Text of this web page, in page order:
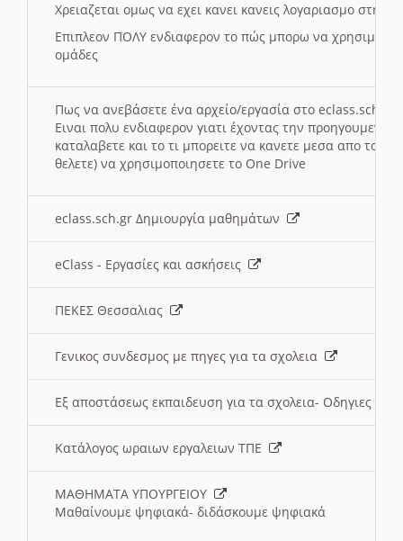
Χρειαζεται ομως να εχει κανει κανεις λογαριασμο στη
Επιπλεον ΠΟΛΥ ενδιαφερον το πώς μπορω να
ομάδες
Πως να ανεβάσετε ένα αρχείο/εργασία στο eclass.sch.gr
Ειναι πολυ ενδιαφερον γιατι έχοντας την
καταλαβετε και το τι μπορειτε να κανετε μεσα απο το
θελετε) να χρησιμοποιησετε το One Drive
eclass.sch.gr Δημιουργία μαθημάτων
eClass - Εργασίες και ασκήσεις
ΠΕΚΕΣ Θεσσαλιας
Γενικος συνδεσμος με πηγες για τα σχολεια
Εξ αποστάσεως εκπαιδευση για τα σχολεια- Οδηγιες
Κατάλογος ωραιων εργαλειων ΤΠΕ
ΜΑΘΗΜΑΤΑ ΥΠΟΥΡΓΕΙΟΥ
Μαθαίνουμε ψηφιακά- διδάσκουμε ψηφιακά